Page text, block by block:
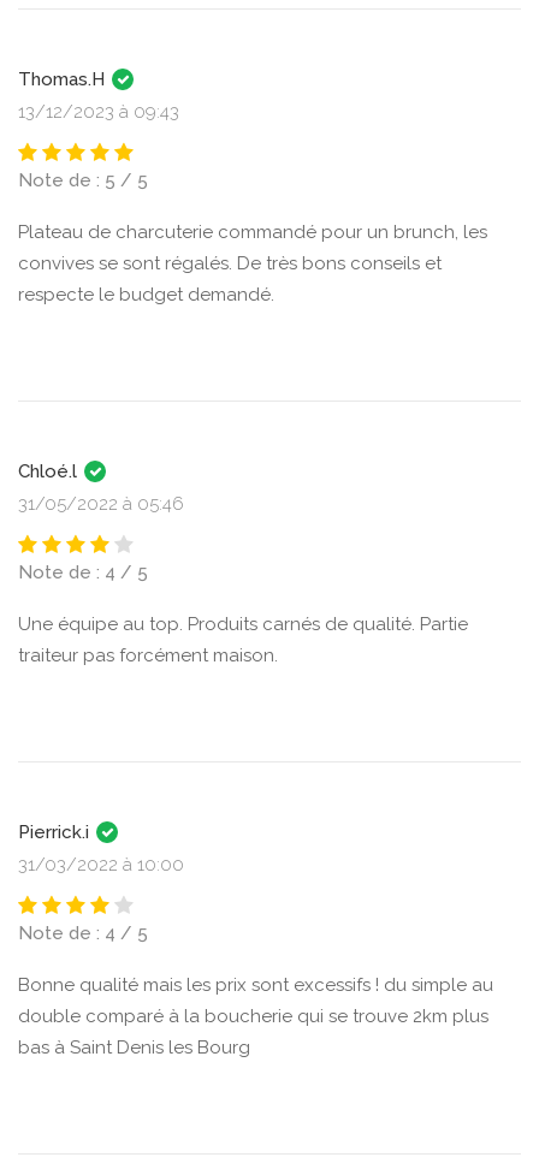
Thomas.H
13/12/2023 à 09:43
Note de : 5 / 5
Plateau de charcuterie commandé pour un brunch, les
convives se sont régalés. De très bons conseils et
respecte le budget demandé.
Chloé.l
31/05/2022 à 05:46
Note de : 4 / 5
Une équipe au top. Produits carnés de qualité. Partie
traiteur pas forcément maison.
Pierrick.i
31/03/2022 à 10:00
Note de : 4 / 5
Bonne qualité mais les prix sont excessifs ! du simple au
double comparé à la boucherie qui se trouve 2km plus
bas à Saint Denis les Bourg